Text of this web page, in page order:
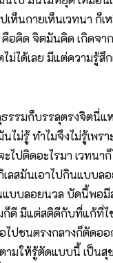
เห็นกายเห็นเวทนา
อคิด จิตมันคิด เกิดจ
ม่ได้เลย มีแต่ความรู้
ก็บรรลุตรงจิตนี่แหละ
ไม่รู้ ทำไมจึงไม่รู้เพร
ไปติดอะไรมา เวทนา
ลสมันเอาไปกินแบบล
บบลอยนวล บัดนี้พอมี
ดี มีแต่สติดีกับที่แก้ที่ไ
ไปชนตรงกลางก็ตัดอ
ามให้รู้ตัดแบบนี้ เป็น